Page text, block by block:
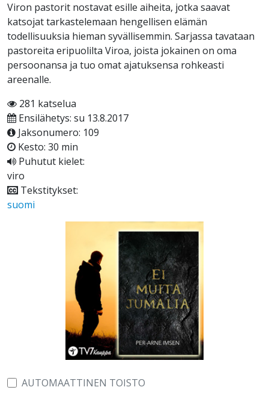
Viron pastorit nostavat esille aiheita, jotka saavat
katsojat tarkastelemaan hengellisen elämän
todellisuuksia hieman syvällisemmin. Sarjassa tavataan
pastoreita eripuolilta Viroa, joista jokainen on oma
persoonansa ja tuo omat ajatuksensa rohkeasti
areenalle.
281 katselua
Ensilähetys: su 13.8.2017
Jaksonumero: 109
Kesto: 30 min
Puhutut kielet:
viro
Tekstitykset:
suomi
AUTOMAATTINEN TOISTO